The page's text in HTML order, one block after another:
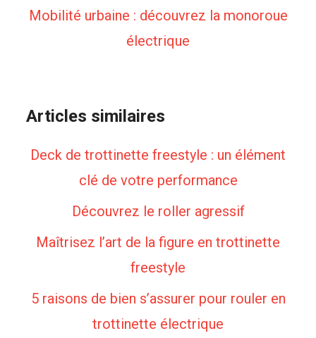
Mobilité urbaine : découvrez la monoroue
électrique
Articles similaires
Deck de trottinette freestyle : un élément
clé de votre performance
Découvrez le roller agressif
Maîtrisez l’art de la figure en trottinette
freestyle
5 raisons de bien s’assurer pour rouler en
trottinette électrique